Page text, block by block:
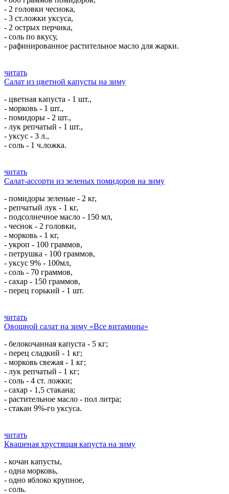
- 2 головки чеснока,
- 3 ст.ложки уксуса,
- 2 острых перчика,
- соль по вкусу,
- рафинированное растительное масло для жарки.
читать
Салат из цветной капусты на зиму
- цветная капуста - 1 шт.,
- морковь - 1 шт.,
- помидоры - 2 шт.,
- лук репчатый - 1 шт.,
- уксус - 3 л.,
- соль - 1 ч.ложка.
читать
Салат-ассорти из зеленых помидоров на зиму
- помидоры зеленые - 2 кг,
- репчатый лук - 1 кг,
- подсолнечное масло - 150 мл,
- чеснок - 2 головки,
- морковь - 1 кг,
- укроп - 100 граммов,
- петрушка - 100 граммов,
- уксус 9% - 100мл,
- соль - 70 граммов,
- сахар - 150 граммов,
- перец горький - 1 шт.
читать
Овощной салат на зиму «Все витамины»
- белокочанная капуста - 5 кг;
- перец сладкий - 1 кг;
- морковь свежая - 1 кг;
- лук репчатый - 1 кг;
- соль - 4 ст. ложки;
- сахар - 1,5 стакана;
- растительное масло - пол литра;
- стакан 9%-го уксуса.
читать
Квашеная хрустящая капуста на зиму
- кочан капусты,
- одна морковь,
- одно яблоко крупное,
- соль.